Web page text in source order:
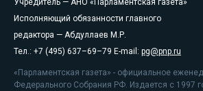
Учредитель — АНО «Парламентская газета»
Исполняющий обязанности главного
редактора — Абдуллаев М.Р.
Тел.: +7 (495) 637–69–79 E-mail: pg@pnp.ru
«Парламентская газета» - официальное
Федерального Собрания РФ. Издается с 1997